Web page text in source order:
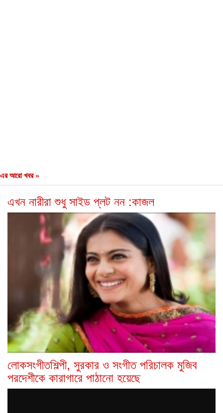
এর আরো খবর »
এখন নারীরা শুধু সাইড প্লট নন :কাজল
লোকসংগীতশিল্পী, সুরকার ও সংগীত পরিচালক মুজিব
পরদেশীকে কারাগারে পাঠানো হয়েছে